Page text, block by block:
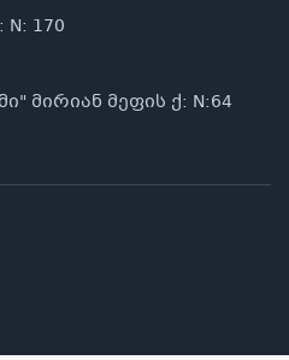
170
მირიან მეფის ქ: N:64